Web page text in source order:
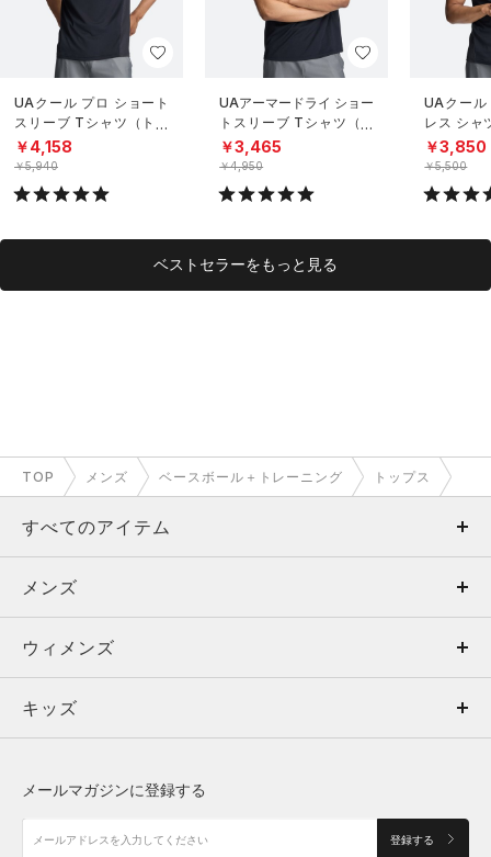
UAクール プロ ショート
スリーブ Tシャツ（トレ
ーニング/MEN）
￥4,158
￥5,940
UAアーマードライ ショー
トスリーブ Tシャツ（ト
レーニング/MEN）
￥3,465
￥4,950
UAクール
レス シャ
グ/MEN）
￥3,850
￥5,500
ベストセラーをもっと見る
TOP メンズ ベースボール＋トレーニング トップス
すべてのアイテム
メンズ
ウィメンズ
キッズ
アクセサリー
メンズ
トップス
ボトムス
アクセサリー
ウィメンズ
トップス
シューズ
キッズ
メールマガジンに登録する
登録する